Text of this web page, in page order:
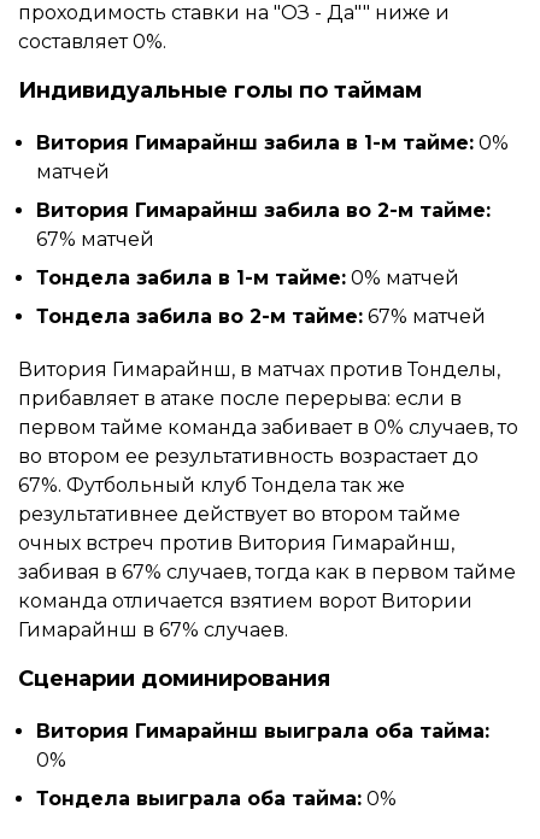
проходимость ставки на "ОЗ - Да"" ниже и
составляет 0%.
Индивидуальные голы по таймам
Витория Гимарайнш забила в 1-м тайме: 0%
матчей
Витория Гимарайнш забила во 2-м тайме:
67% матчей
Тондела забила в 1-м тайме: 0% матчей
Тондела забила во 2-м тайме: 67% матчей
Витория Гимарайнш, в матчах против Тонделы,
прибавляет в атаке после перерыва: если в
первом тайме команда забивает в 0% случаев, то
во втором ее результативность возрастает до
67%. Футбольный клуб Тондела так же
результативнее действует во втором тайме
очных встреч против Витория Гимарайнш,
забивая в 67% случаев, тогда как в первом тайме
команда отличается взятием ворот Витории
Гимарайнш в 67% случаев.
Сценарии доминирования
Витория Гимарайнш выиграла оба тайма:
0%
Тондела выиграла оба тайма: 0%